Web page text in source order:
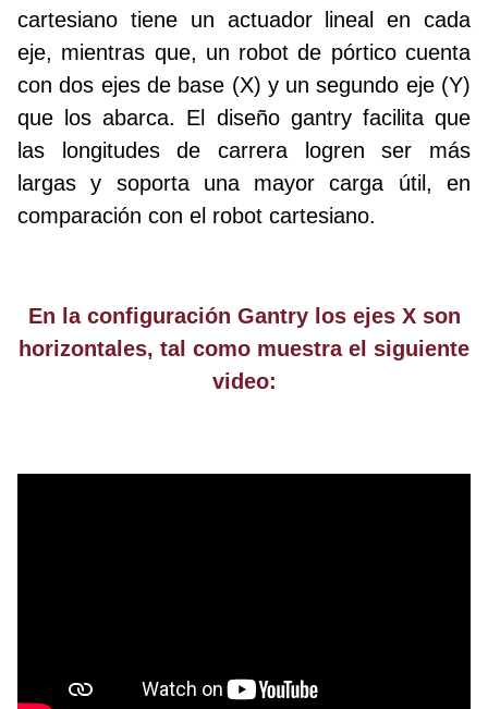
cartesiano tiene un actuador lineal en cada
eje, mientras que, un robot de pórtico cuenta
con dos ejes de base (X) y un segundo eje (Y)
que los abarca. El diseño gantry facilita que
las longitudes de carrera logren ser más
largas y soporta una mayor carga útil, en
comparación con el robot cartesiano.
En la configuración Gantry los ejes X son
horizontales, tal como muestra el siguiente
video: